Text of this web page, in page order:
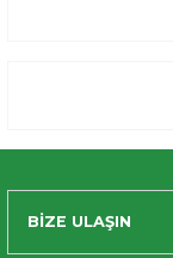
BİZE ULAŞIN